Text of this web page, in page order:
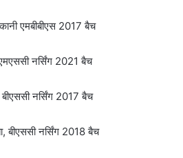
एमबीबीएस 2017 बैच
नर्सिंग 2021 बैच
बीएससी नर्सिंग 2017 बैच
बीएससी नर्सिंग 2018 बैच